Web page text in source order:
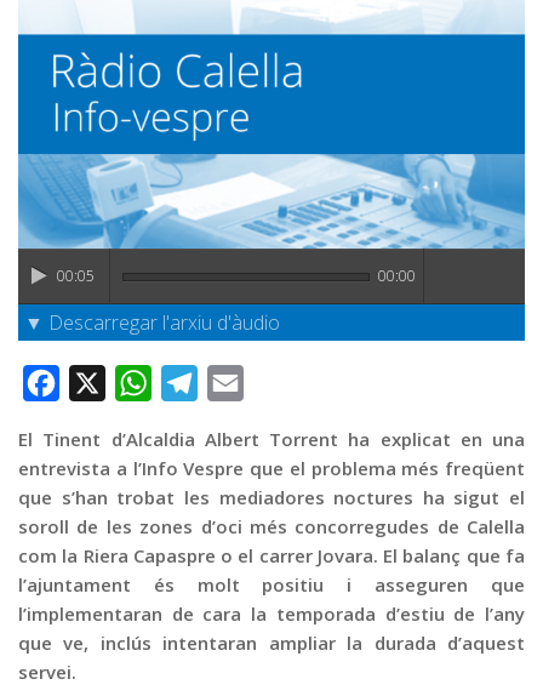
La Banqueta
Transmissions Esportives
Pòdcasts
Vídeos
Graella
Publicitat
00:05 00:00
▼ Descarregar l'arxiu d'àudio
Facebook WhatsAppTelegram
El Tinent d’Alcaldia Albert Torrent ha explicat en una
entrevista a l’Info Vespre que el problema més freqüent
que s’han trobat les mediadores noctures ha sigut el
soroll de les zones d’oci més concorregudes de Calella
com la Riera Capaspre o el carrer Jovara. El balanç que fa
l’ajuntament és molt positiu i asseguren que
l’implementaran de cara la temporada d’estiu de l’any
que ve, inclús intentaran ampliar la durada d’aquest
servei.